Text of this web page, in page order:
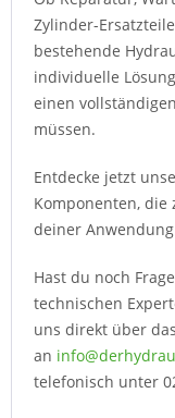
Zylinder-
bestehende
individuelle
einen
müssen.
Entdecke jetzt
Komponenten,
deiner
Hast du noch
technischen
uns direkt über das
an
telefonisch unter